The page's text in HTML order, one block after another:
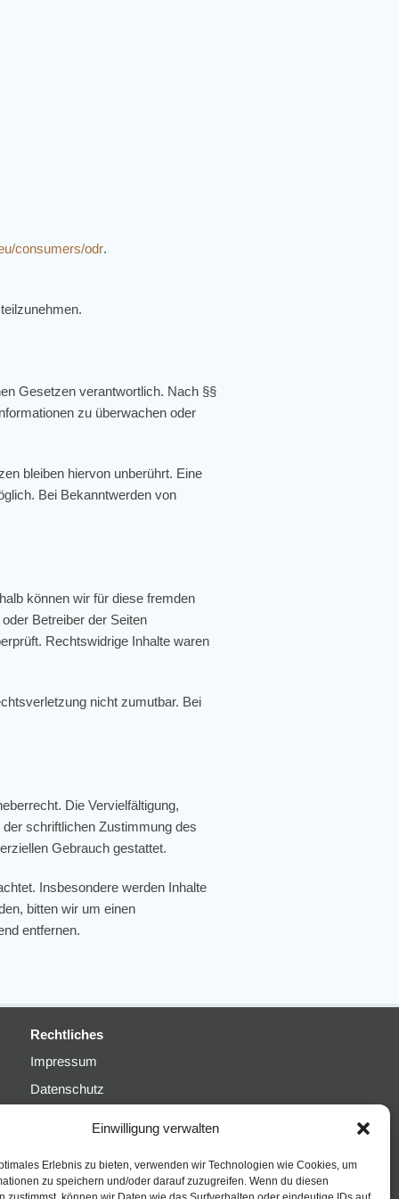
Einwilligung verwalten
Erlebnis zu bieten, verwenden wir Technologien wie Cookies, um
zu speichern und/oder darauf zuzugreifen. Wenn du diesen
consumers/odr.
Gesetzen verantwortlich. Nach §§
zu überwachen oder
bleiben hiervon unberührt. Eine
Bei Bekanntwerden von
können wir für diese fremden
Betreiber der Seiten
Rechtswidrige Inhalte waren
nicht zumutbar. Bei
Die Vervielfältigung,
schriftlichen Zustimmung des
Gebrauch gestattet.
Insbesondere werden Inhalte
bitten wir um einen
entfernen.
Rechtliches
Impressum
Datenschutz